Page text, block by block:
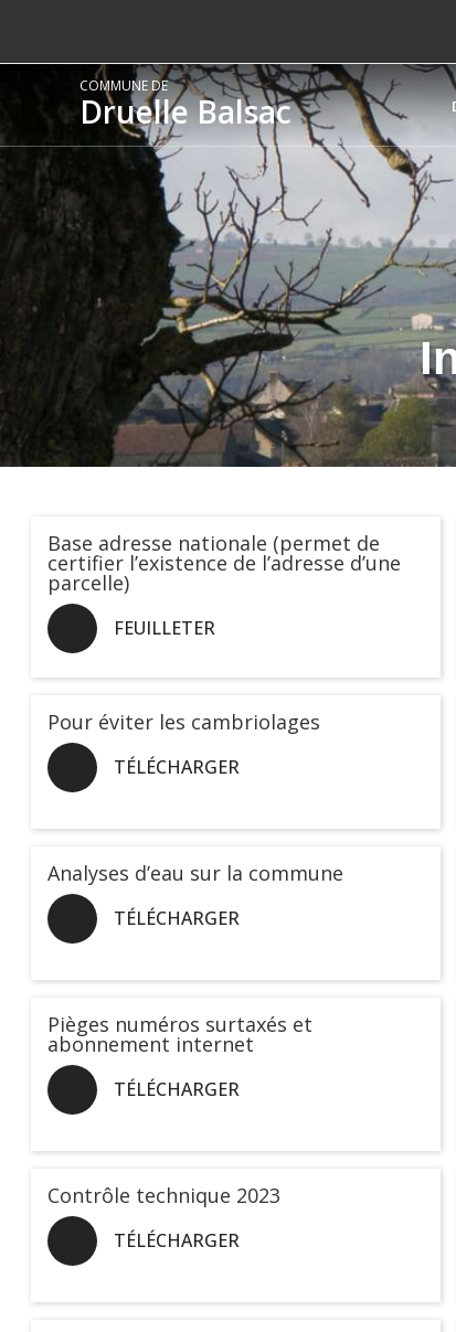
COMMUNE DE
Druelle Balsac
Base adresse nationale (permet de
certifier l’existence de l’adresse d’une
parcelle)
FEUILLETER
Pour éviter les cambriolages
TÉLÉCHARGER
Analyses d’eau sur la commune
TÉLÉCHARGER
Pièges numéros surtaxés et
abonnement internet
TÉLÉCHARGER
Contrôle technique 2023
TÉLÉCHARGER